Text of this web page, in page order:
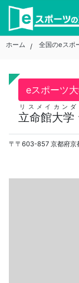
Skip
content
ホーム 全国のeスポ
eスポーツ
立命館大学
リスメイカン